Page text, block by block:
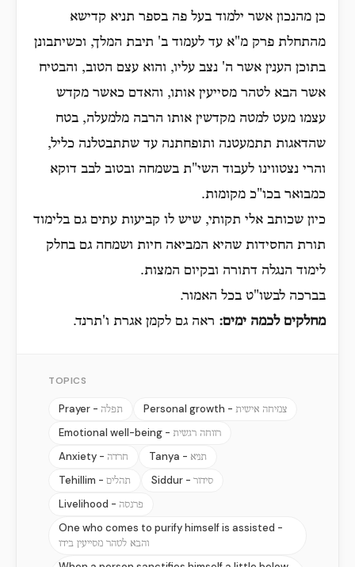
כן מהנכון אשר ילמוד בעל פה בספר תניא קדישא
מהתחלת פרק מ"א עד לעמוד ב' תיבת המלך, וכשיתבונן
בתוכן הענין אשר ה' נצב עליו, והוא עצם הטוב, והבטיח
אשר הבא לטהר מסייעין אותו, והאדם כאשר מקדש
עצמו מעט למטה מקדשין אותו הרבה מלמעלה, בטח
שהדאגות תתמעטנה ותופחתנה עד שתתבטלנה כליל,
והרי נצטווינו לעבוד השי"ת בשמחה ובטוב לבב דוקא
כמבואר בכו"כ מקומות.
כיון שכותב אלי תקותי, שיש לו קביעות עתים גם בלימוד
תורת החסידות שהיא המביאה חיות ושמחה גם בחלק
לימוד הנגלה דתורה ובקיום המצות.
בברכה לבשו"ט בכל האמור.
מחלקים לכמה ימים: ראה גם לקמן אגרת ו'תרנד.
TOPICS
Prayer - תפלה Personal growth - צמיחה אישית
Emotional well-being - רווחה רגשית
Anxiety - חרדה Tanya - תניא
Tehillim - תהלים Siddur - סידור
Livelihood - פרנסה
One who comes to purify himself is assisted -
והבא לטהר מסייעין בידו